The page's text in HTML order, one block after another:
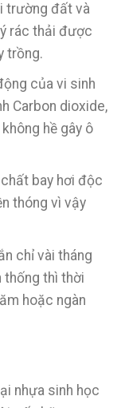
trường đất và
rác thải được
trồng.
của vi sinh
Carbon dioxide,
hề gây ô
bay hơi độc
thóng vì vậy
chỉ vài tháng
thống thì thời
hoặc ngàn
nhựa sinh học